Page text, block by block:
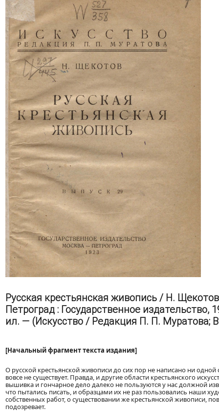
Русская крестьянская живопись / Н.
Петроград : Государственное издательство,
ил. — (Искусство / Редакция П. П. Муратова;
[Начальный фрагмент текста издания]
О русской крестьянской живописи до сих пор не написано ни одной
вовсе не существует. Правда, и другие области крестьянского
вышивка и гончарное дело далеко не пользуются у нас должной
что пытались писать, и образцами их не раз пользовались наши
собственных работ, о существовании же крестьянской живописи,
подозревает.